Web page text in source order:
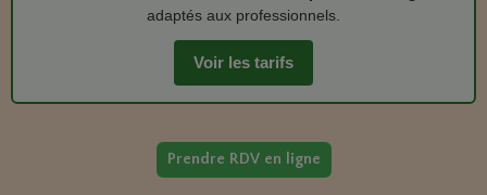
adaptés aux professionnels.
Voir les tarifs
Prendre RDV en ligne